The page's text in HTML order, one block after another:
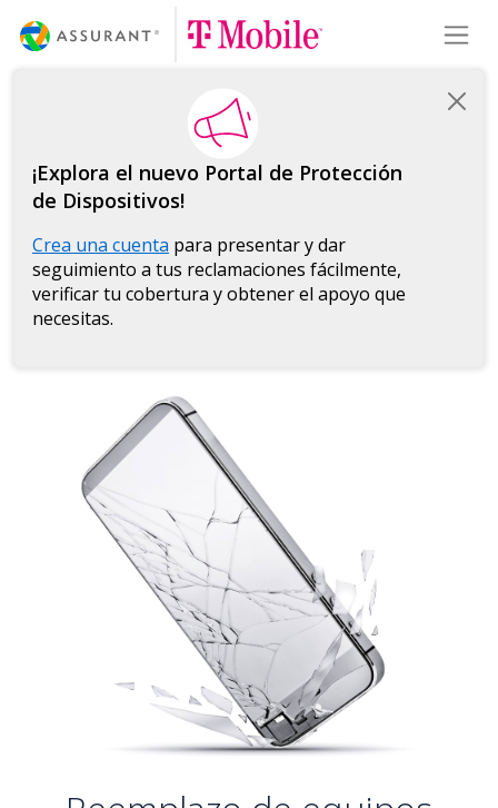
¡Explora el nuevo Portal de Protección
de Dispositivos!
Crea una cuenta para presentar y dar
seguimiento a tus reclamaciones fácilmente,
verificar tu cobertura y obtener el apoyo que
necesitas.